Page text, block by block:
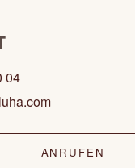
04
ANRUFEN